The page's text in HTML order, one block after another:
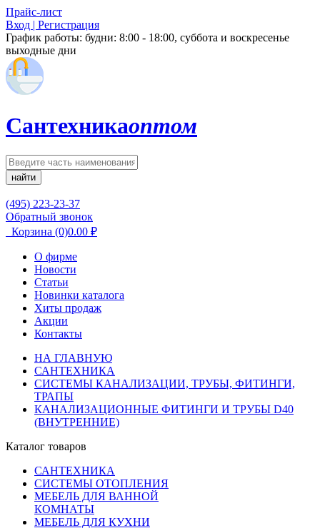
Прайс-лист
Вход | Регистрация
График работы: будни: 8:00 - 18:00, суббота и воскресенье
выходные дни
Сантехникаоптом
найти
(495) 223-23-37
Обратный звонок
Корзина (0)0.00 ₽
О фирме
Новости
Статьи
Новинки каталога
Хиты продаж
Акции
Контакты
НА ГЛАВНУЮ
САНТЕХНИКА
СИСТЕМЫ КАНАЛИЗАЦИИ, ТРУБЫ, ФИТИНГИ,
ТРАПЫ
КАНАЛИЗАЦИОННЫЕ ФИТИНГИ И ТРУБЫ D40
(ВНУТРЕННИЕ)
Каталог товаров
САНТЕХНИКА
СИСТЕМЫ ОТОПЛЕНИЯ
МЕБЕЛЬ ДЛЯ ВАННОЙ
КОМНАТЫ
МЕБЕЛЬ ДЛЯ КУХНИ